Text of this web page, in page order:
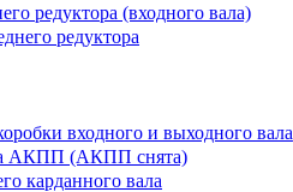
редуктора (входного вала)
редуктора
входного и выходного вала
АКПП (АКПП снята)
карданного вала